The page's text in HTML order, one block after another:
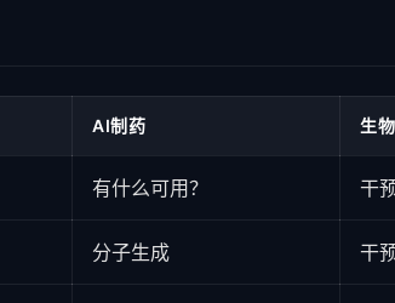
AI制药 生
有什么可用？ 干
分子生成 干